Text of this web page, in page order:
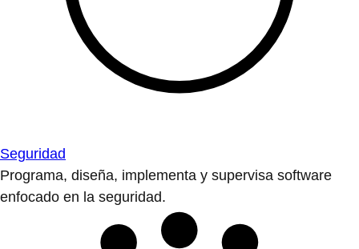
Seguridad
Programa, diseña, implementa y supervisa software
enfocado en la seguridad.